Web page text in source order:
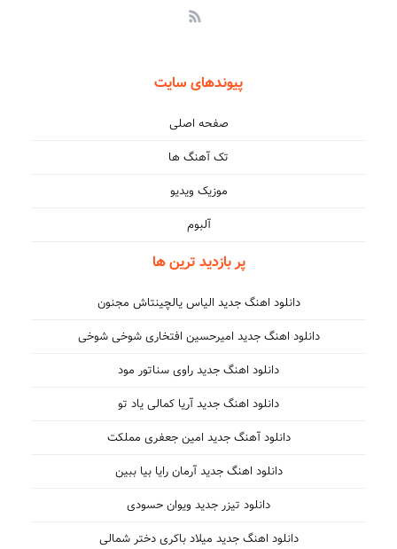
پیوندهای سایت
صفحه اصلی
تک آهنگ ها
موزیک ویدیو
آلبوم
پر بازدید ترین ها
دانلود اهنگ جدید الیاس یالچینتاش مجنون
دانلود اهنگ جدید امیرحسین افتخاری شوخی شوخی
دانلود اهنگ جدید راوی سناتور مود
دانلود اهنگ جدید آریا کمالی یاد تو
دانلود آهنگ جدید امین جعفری مملکت
دانلود اهنگ جدید آرمان رایا بیا ببین
دانلود تیزر جدید ویوان حسودی
دانلود اهنگ جدید میلاد باکری دختر شمالی